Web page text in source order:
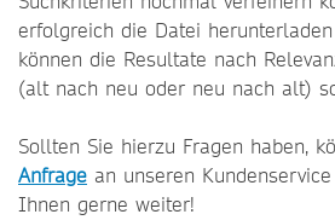
erfolgreich die Datei
können die Resultate nach
(alt nach neu oder neu nach alt)
Sollten Sie hierzu Fragen haben,
Anfrage an unseren
Ihnen gerne weiter!